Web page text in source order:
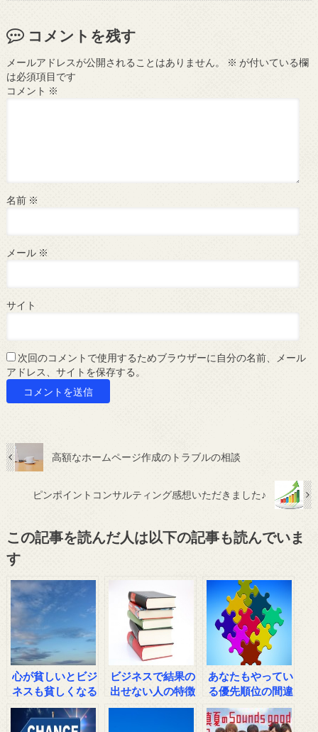
コメントを残す
メールアドレスが公開されることはありません。 ※ が付いている欄
は必須項目です
コメント ※
名前 ※
メール ※
サイト
次回のコメントで使用するためブラウザーに自分の名前、メール
アドレス、サイトを保存する。
高額なホームページ作成のトラブルの相談
ピンポイントコンサルティング感想いただきました♪
この記事を読んだ人は以下の記事も読んでいま
す
心が貧しいとビジ
ネスも貧しくなる
ビジネスで結果の
出せない人の特徴
あなたもやってい
る優先順位の間違
い